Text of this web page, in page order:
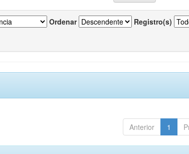
Ordenar Registro(s)
Anterior 1